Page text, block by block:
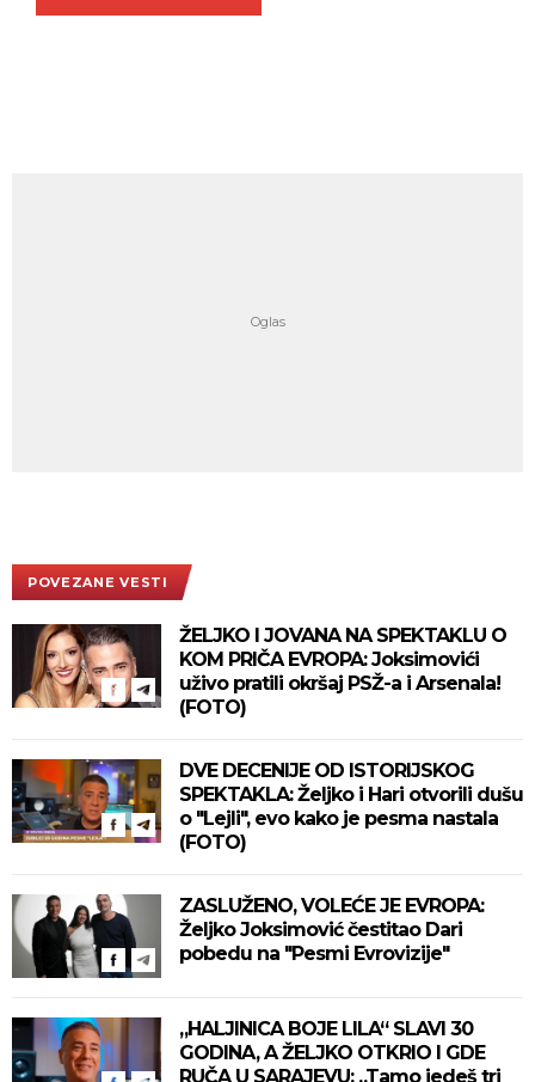
POVEZANE VESTI
ŽELJKO I JOVANA NA SPEKTAKLU O
KOM PRIČA EVROPA: Joksimovići
uživo pratili okršaj PSŽ-a i Arsenala!
(FOTO)
DVE DECENIJE OD ISTORIJSKOG
SPEKTAKLA: Željko i Hari otvorili dušu
o "Lejli", evo kako je pesma nastala
(FOTO)
ZASLUŽENO, VOLEĆE JE EVROPA:
Željko Joksimović čestitao Dari
pobedu na "Pesmi Evrovizije"
„HALJINICA BOJE LILA“ SLAVI 30
GODINA, A ŽELJKO OTKRIO I GDE
RUČA U SARAJEVU: „Tamo jedeš tri